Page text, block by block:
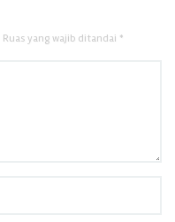
Ruas yang wajib ditandai *